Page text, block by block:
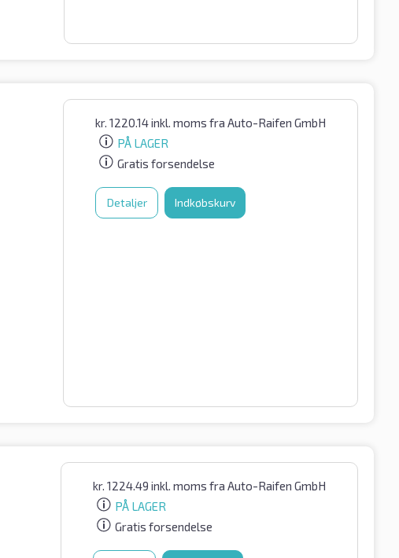
kr. 1220.14inkl. moms fra Auto-Raifen GmbH
PÅ LAGER
Gratis forsendelse
Detaljer Indkøbskurv
kr. 1224.49 inkl. moms fra Auto-Raifen GmbH
PÅ LAGER
Gratis forsendelse